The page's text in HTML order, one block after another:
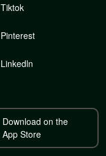
Tiktok
Pinterest
Linkedln
Download on the
App Store